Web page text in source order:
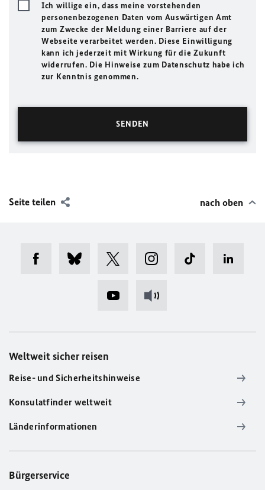
Ich willige ein, dass meine vorstehenden
personenbezogenen Daten vom Auswärtigen Amt
zum Zwecke der Meldung einer Barriere auf der
Webseite verarbeitet werden. Diese Einwilligung
kann ich jederzeit mit Wirkung für die Zukunft
widerrufen. Die Hinweise zum Datenschutz habe ich
zur Kenntnis genommen.
Seite teilen nach oben
Weltweit sicher reisen
Reise- und Sicherheitshinweise
Konsulatfinder weltweit
Länderinformationen
Bürgerservice